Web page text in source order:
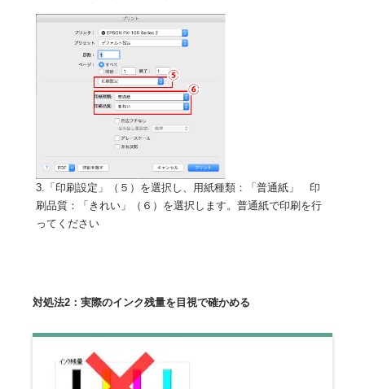
3.「印刷設定」（５）を選択し、用紙種類：「普通紙」 印
刷品質：「きれい」（６）を選択します。普通紙で印刷を行
ってください
対処法2：実際のインク残量を目視で確かめる